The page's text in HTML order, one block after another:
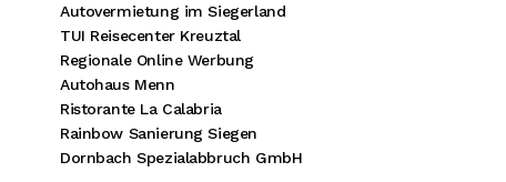
Autovermietung im Siegerland
TUI Reisecenter Kreuztal
Regionale Online Werbung
Autohaus Menn
Ristorante La Calabria
Rainbow Sanierung Siegen
Dornbach Spezialabbruch GmbH